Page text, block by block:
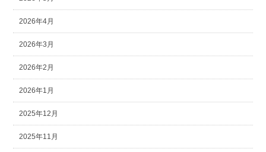
2026年4月
2026年3月
2026年2月
2026年1月
2025年12月
2025年11月